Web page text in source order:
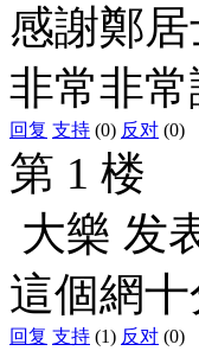
感謝鄭
非常非
回复 支持 (0) 反对 (0)
第 1 楼
大樂 发
這個網
回复 支持 (1) 反对 (0)